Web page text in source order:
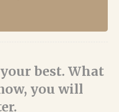
best. What
you will